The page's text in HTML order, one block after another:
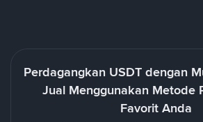
Perdagangkan USDT dengan
Jual Menggunakan Metode
Favorit Anda